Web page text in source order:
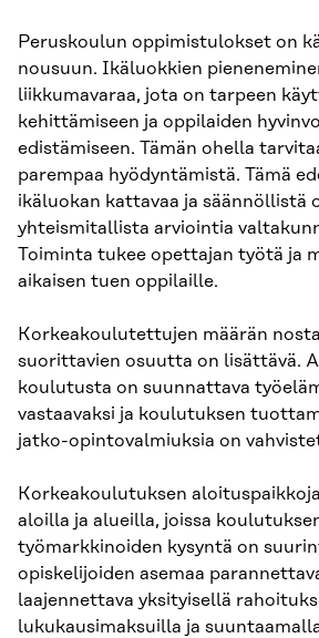
Peruskoulun oppimistulokset on
nousuun. Ikäluokkien
liikkumavaraa, jota on tarpeen
kehittämiseen ja oppilaiden
edistämiseen. Tämän ohella
parempaa hyödyntämistä. Tämä
ikäluokan kattavaa ja säännöllistä
yhteismitallista arviointia
Toiminta tukee opettajan työtä ja
aikaisen tuen oppilaille.
Korkeakoulutettujen määrän
suorittavien osuutta on lisättävä.
koulutusta on suunnattava
vastaavaksi ja koulutuksen
jatko-opintovalmiuksia on
Korkeakoulutuksen
aloilla ja alueilla, joissa
työmarkkinoiden kysyntä on
opiskelijoiden asemaa
laajennettava yksityisellä
lukukausimaksuilla ja